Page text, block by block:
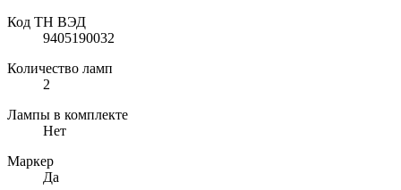
Код ТН ВЭД
9405190032
Количество ламп
2
Лампы в комплекте
Нет
Маркер
Да